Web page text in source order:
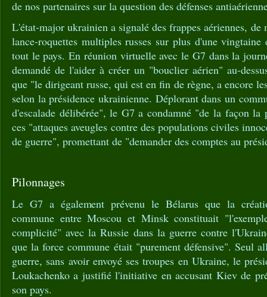
de nos partenaires sur la question des défenses
L'état-major ukrainien a signalé des frappes aériennes, de
lance-roquettes multiples russes sur plus d'une
tout le pays. En réunion virtuelle avec le G7 dans la
demandé de l'aider à créer un "bouclier aérien" au-
que "le dirigeant russe, qui est en fin de règne, a encore
selon la présidence ukrainienne. Déplorant dans un
d'escalade délibérée", le G7 a condamné "de la façon la
ces "attaques aveugles contre des populations civiles
de guerre", promettant de "demander des comptes au
Pilonnages
Le G7 a également prévenu le Bélarus que la
commune entre Moscou et Minsk constituait
complicité" avec la Russie dans la guerre contre
que la force commune était "purement défensive". Seul
guerre, sans avoir envoyé ses troupes en Ukraine, le
Loukachenko a justifié l'initiative en accusant Kiev de
son pays.